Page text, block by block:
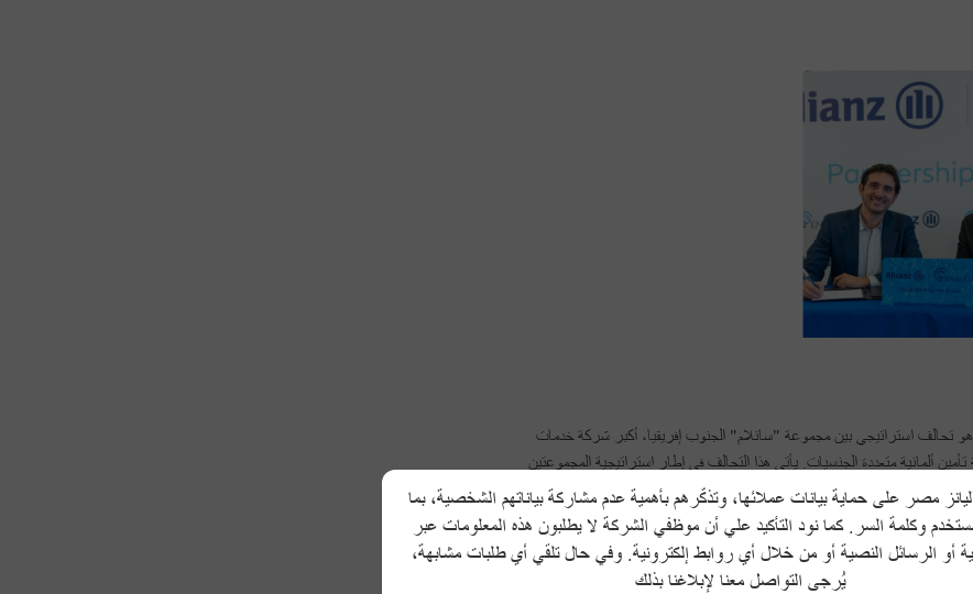
تحالف استراتيجي بين مجموعة "سانلام" الجنوب إفريقيا، أكبر شركة خدمات
ألمانية متعددة الجنسيات. يأتي هذا التحالف في إطار استراتيجية المجموعتين
التأمينية المقدمة لعملائها بهدف تلبية كافة احتياجاتهم.
تأسست شركة أليانز للتأمين في مصر عام 1976، تحت اسم الشركة العربية الدولية للتأمين، وفى عام 2001 تم الاستحواذ عليها بالكامل من قِبل مجموعة
الحالية، وهي شركة أليانز للتأمين، والتي تقوم بتقديم خدمات التأمين الطبي وتأمين الممتلكات للأفراد
والشركات، وشركة أليانز لتأمينات الحياة، والتي تقوم بتقديم خدمات التأمين على الحياة للأفراد والشركات، في 19 فرعاً ومن خلال شراكات استراتيجية مع
مصر على حماية بيانات عملائها، وتذكّرهم بأهمية عدم مشاركة بياناتهم الشخصية، بما
وكلمة السر. كما نود التأكيد علي أن موظفي الشركة لا يطلبون هذه المعلومات عبر
أو الرسائل النصية أو من خلال أي روابط إلكترونية. وفي حال تلقي أي طلبات مشابهة،
يُرجى التواصل معنا لإبلاغنا بذلك